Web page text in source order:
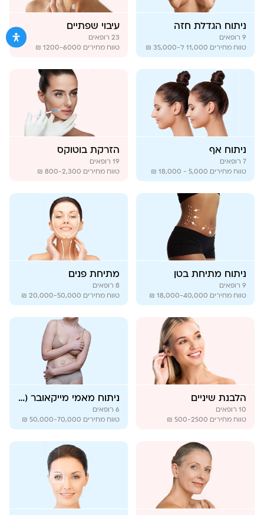
ניתוח הגדלת חזה
9 רופאים
טווח מחירים 11,000 ל-35,000 ₪
עיבוי שפתיים
23 רופאים
טווח מחירים 1200-6000 ₪
ניתוח אף
7 רופאים
טווח מחירים 5,000 - 18,000 ₪
הזרקת בוטוקס
19 רופאים
טווח מחירים 800-2,300 ₪
ניתוח מתיחת בטן
9 רופאים
טווח מחירים 18,000-40,000 ₪
מתיחת פנים
8 רופאים
טווח מחירים 20,000-50,000 ₪
הלבנת שיניים
10 רופאים
טווח מחירים 500-2500 ₪
ניתוח מאמי מייקאובר (Mommy Makeover)
6 רופאים
טווח מחירים 50,000-70,000 ₪